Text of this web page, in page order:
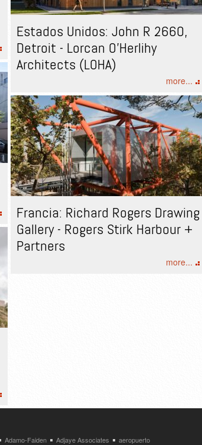
Estados Unidos: John R 2660,
Detroit - Lorcan O’Herlihy
Architects (LOHA)
more...
Francia: Richard Rogers Drawing
Gallery - Rogers Stirk Harbour +
Partners
more...
Adamo-Faiden Adjaye Associates
aeropuerto